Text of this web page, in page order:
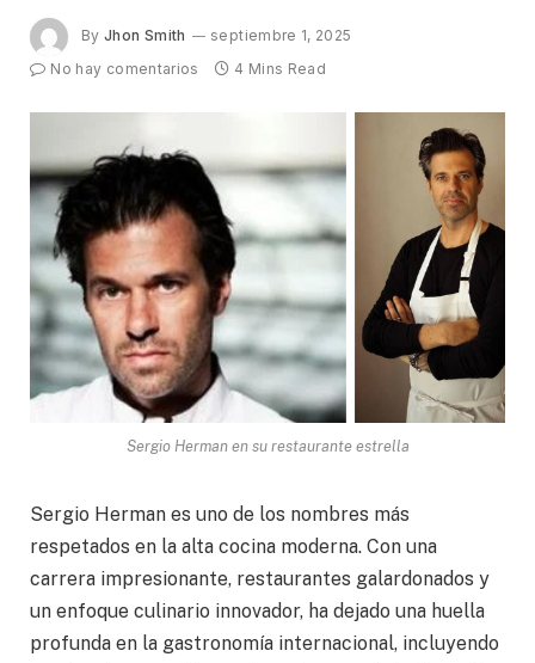
By Jhon Smith
septiembre 1, 2025
No hay comentarios
4 Mins Read
Sergio Herman en su restaurante estrella
Sergio Herman es uno de los nombres más
respetados en la alta cocina moderna. Con una
carrera impresionante, restaurantes galardonados y
un enfoque culinario innovador, ha dejado una huella
profunda en la gastronomía internacional, incluyendo